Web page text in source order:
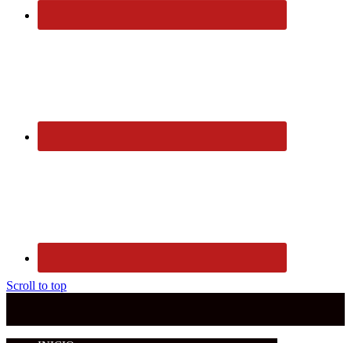
Scroll to top